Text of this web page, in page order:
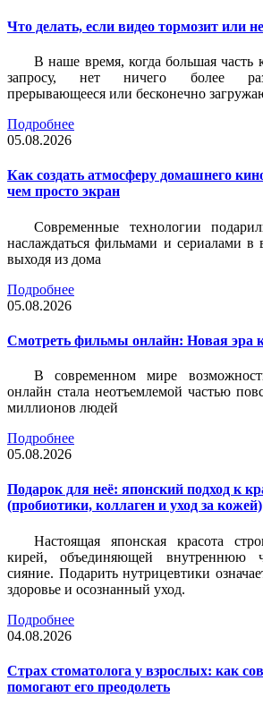
Что делать, если видео тормозит или
В наше время, когда большая часть
запросу, нет ничего более
прерывающееся или бесконечно
Подробнее
05.08.2026
Как создать атмосферу домашнего
чем просто экран
Современные технологии
наслаждаться фильмами и сериалами в
выходя из дома
Подробнее
05.08.2026
Смотреть фильмы онлайн: Новая эра
В современном мире
онлайн стала неотъемлемой частью
миллионов людей
Подробнее
05.08.2026
Подарок для неё: японский подход к
(пробиотики, коллаген и уход за кожей)
Настоящая японская красота
кирей, объединяющей внутреннюю
сияние. Подарить нутрицевтики
здоровье и осознанный уход.
Подробнее
04.08.2026
Страх стоматолога у взрослых: как
помогают его преодолеть